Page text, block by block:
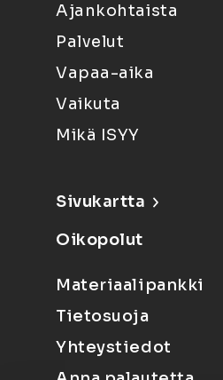
Ajankohtaista
Palvelut
Vapaa-aika
Vaikuta
Mikä ISYY
Sivukartta
Oikopolut
Materiaalipankki
Tietosuoja
Yhteystiedot